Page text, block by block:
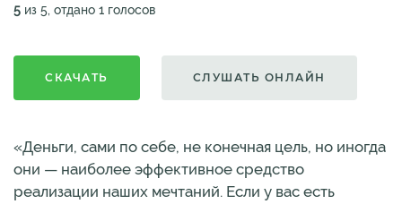
5 из 5, отдано 1 голосов
СКАЧАТЬ СЛУШАТЬ ОНЛАЙН
«Деньги, сами по себе, не конечная цель, но иногда
они — наиболее эффективное средство
реализации наших мечтаний. Если у вас есть